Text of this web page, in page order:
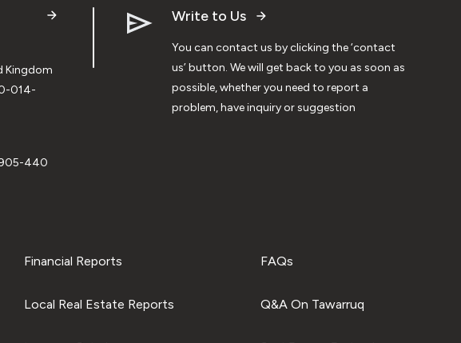
Kingdom
014-
440
Write to Us
You can contact us by clicking the ‘contact
us’ button. We will get back to you as soon as
possible, whether you need to report a
problem, have inquiry or suggestion
Financial Reports
Local Real Estate Reports
FAQs
Q&A On Tawarruq